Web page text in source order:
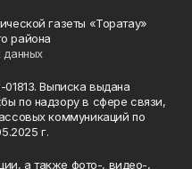
газеты «Торатау»
района
данных
Выписка выдана
по надзору в сфере связи,
коммуникаций по
г.
а также фото-, видео-,